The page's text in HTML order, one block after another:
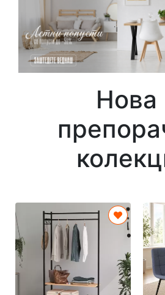
Нова